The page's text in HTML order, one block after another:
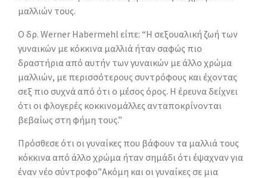
μαλλιών τους.
Ο δρ. Werner Habermehl είπε: “Η σεξουαλική ζωή των
γυναικών με κόκκινα μαλλιά ήταν σαφώς πιο
δραστήρια από αυτήν των γυναικών με άλλο χρώμα
μαλλιών, με περισσότερους συντρόφους και έχοντας
σεξ πιο συχνά από ότι ο μέσος όρος. Η έρευνα δείχνει
ότι οι φλογερές κοκκινομάλλες ανταποκρίνονται
βεβαίως στη φήμη τους.”
Πρόσθεσε ότι οι γυναίκες που βάφουν τα μαλλιά τους
κόκκινα από άλλο χρώμα ήταν σημάδι ότι έψαχναν για
έναν νέο σύντροφο”Ακόμη και οι γυναίκες σε μια